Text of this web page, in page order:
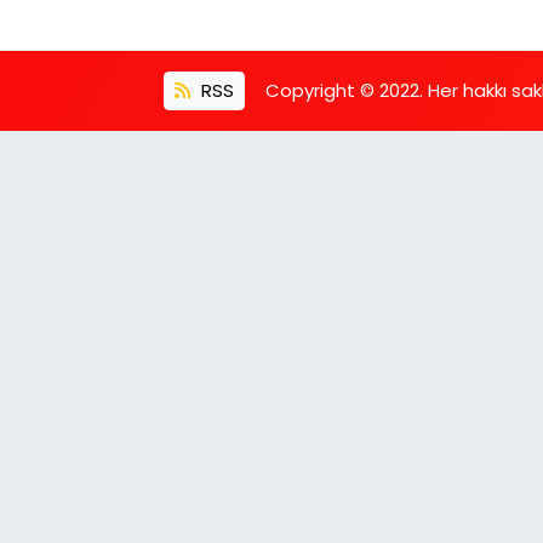
RSS Copyright © 2022. Her hakkı